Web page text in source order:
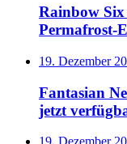
Rainbow Six
Permafrost-
19. Dezember
Fantasian
jetzt